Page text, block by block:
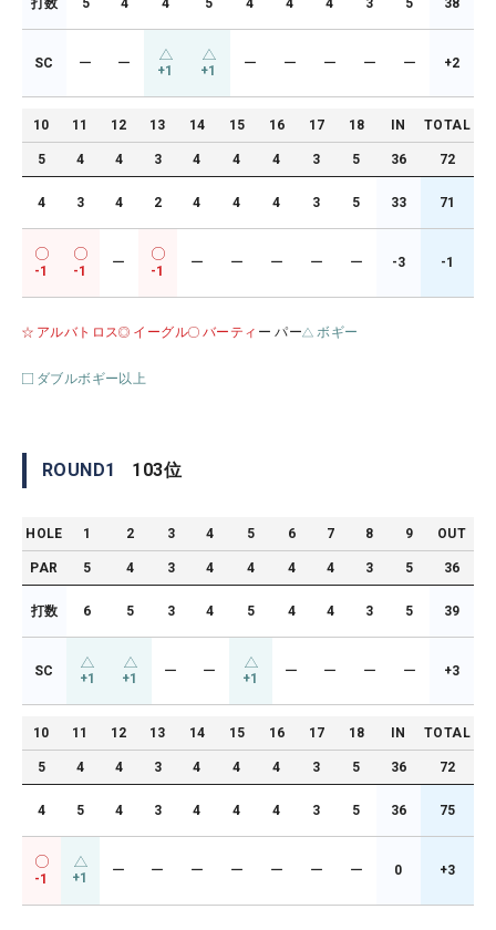
打数 5 4 4 5 4 4 4 3 5 38
SC ー ー +1 +1 ー ー ー ー ー +2
10 11 12 13 14 15 16 17 18 IN TOTAL
5 4 4 3 4 4 4 3 5 36 72
4 3 4 2 4 4 4 3 5 33 71
-1 -1
ー
-1
ー ー ー ー ー -3 -1
アルバトロス イーグル バーティ ー パー ボギー
ダブルボギー以上
ROUND1 103位
HOLE 1 2 3 4 5 6 7 8 9 OUT
PAR 5 4 3 4 4 4 4 3 5 36
打数 6 5 3 4 5 4 4 3 5 39
SC +1 +1 ー ー +1 ー ー ー ー +3
10 11 12 13 14 15 16 17 18 IN TOTAL
5 4 4 3 4 4 4 3 5 36 72
4 5 4 3 4 4 4 3 5 36 75
-1 +1 ー ー ー ー ー ー ー 0 +3